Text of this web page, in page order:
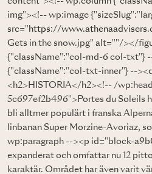
img"><!-- wp:image
src=" https://
Gets in the snow.jpg" alt=""/></
{"className":"col-md-6 col-txt"}
{"className":"col-txt-inner"} --
<h2>HISTORIA</h2><!-- /
5c697ef2b496">Portes du Soleils
bli alltmer populärt i franska
linbanan Super Morzine-Avoriaz,
wp:paragraph --><p id="block-
expanderat och omfattar nu 12
karaktär. Området har även varit